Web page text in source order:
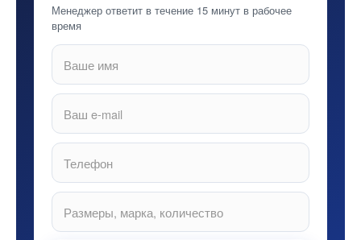
Менеджер ответит в течение 15 минут в рабочее
время